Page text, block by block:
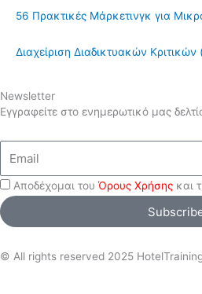
56 Πρακτικές Μάρκετινγκ για
Διαχείριση Διαδικτυακών Κριτικών
Newsletter
Εγγραφείτε στο ενημερωτικό μας
Αποδέχομαι του Όρους Χρήσης και
© All rights reserved 2025